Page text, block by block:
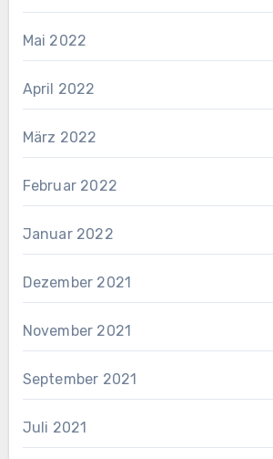
Mai 2022
April 2022
März 2022
Februar 2022
Januar 2022
Dezember 2021
November 2021
September 2021
Juli 2021